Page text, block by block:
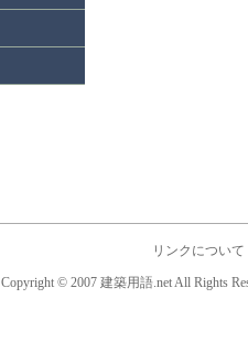
リンクについて
Copyright © 2007 建築用語.net All Rights